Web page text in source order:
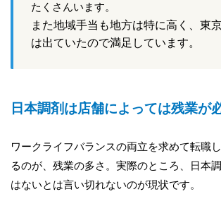
たくさんいます。
また地域手当も地方は特に高く、東
は出ていたので満足しています。
日本調剤は店舗によっては残業が
ワークライフバランスの両立を求めて転職
るのが、残業の多さ。実際のところ、日本
はないとは言い切れないのが現状です。